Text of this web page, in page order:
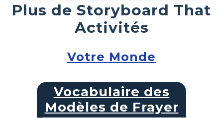
Plus de Storyboard That
Activités
Votre Monde
Vocabulaire des
Modèles de Frayer